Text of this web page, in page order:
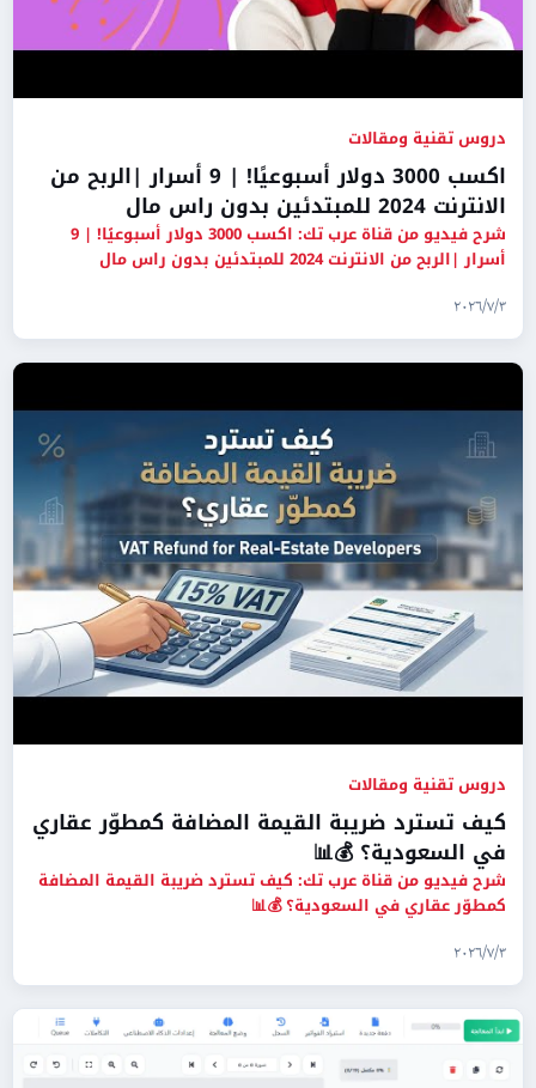
دروس تقنية ومقالات
اكسب 3000 دولار أسبوعيًا! | 9 أسرار |الربح من
الانترنت 2024 للمبتدئين بدون راس مال
شرح فيديو من قناة عرب تك: اكسب 3000 دولار أسبوعيًا! | 9
أسرار |الربح من الانترنت 2024 للمبتدئين بدون راس مال
٣‏/٧‏/٢٠٢٦
دروس تقنية ومقالات
كيف تسترد ضريبة القيمة المضافة كمطوّر عقاري
في السعودية؟ 💰📊
شرح فيديو من قناة عرب تك: كيف تسترد ضريبة القيمة المضافة
كمطوّر عقاري في السعودية؟ 💰📊
٣‏/٧‏/٢٠٢٦